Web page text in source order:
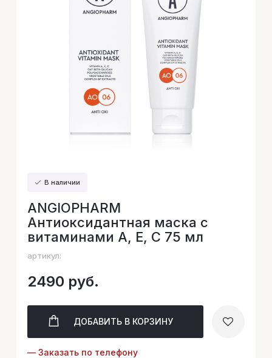
В наличии
ANGIOPHARM
Антиоксидантная маска с
витаминами A, E, C 75 мл
артикул:
2490 руб.
ДОБАВИТЬ В КОРЗИНУ
— Заказать по телефону